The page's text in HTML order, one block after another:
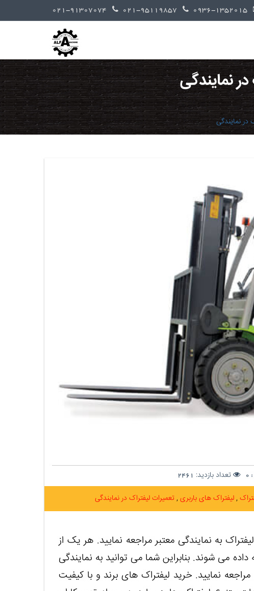
نمایندگی
در نمایندگی
:
0 تعداد بازدید: 2461
لیفتراک های باربری تعمیرات لیفتراک در نمایندگی
به نمایندگی معتبر مراجعه نمایید. هر یک از
داده می شوند. بنابراین شما می توانید به نمایندگی
نمایید. خرید لیفتراک های برند و با کیفیت